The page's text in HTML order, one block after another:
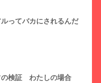
ってバカにされるんだ
の検証 わたしの場合